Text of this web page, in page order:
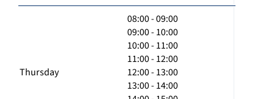
Thursday
08:00 - 09:00
09:00 - 10:00
10:00 - 11:00
11:00 - 12:00
12:00 - 13:00
13:00 - 14:00